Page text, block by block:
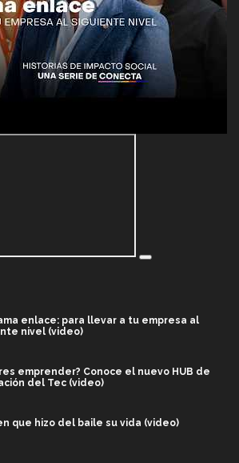
enlace: para llevar a tu empresa al
nivel (video)
emprender? Conoce el nuevo HUB de
del Tec (video)
que hizo del baile su vida (video)